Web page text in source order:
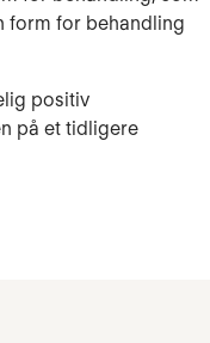
form for behandling
positiv
på et tidligere